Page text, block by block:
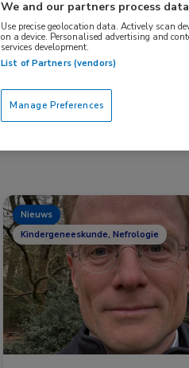
Nieuws
Kindergeneeskunde, Nefrologie
We and our partners process
Use precise geolocation data. Actively scan
on a device. Personalised advertising and
services development.
List of Partners (vendors)
Manage Preferences